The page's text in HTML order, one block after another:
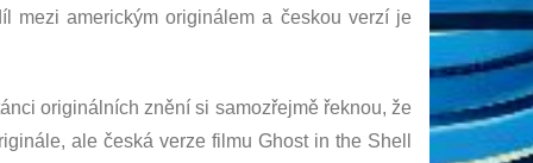
mezi americkým originálem a českou verzí je
originálních znění si samozřejmě řeknou, že
ale česká verze filmu Ghost in the Shell